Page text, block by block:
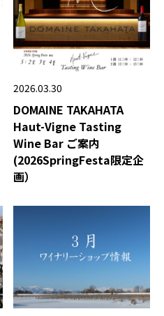
2026.03.30
DOMAINE TAKAHATA
Haut-Vigne Tasting
Wine Bar ご案内
(2026SpringFesta限定企
画）